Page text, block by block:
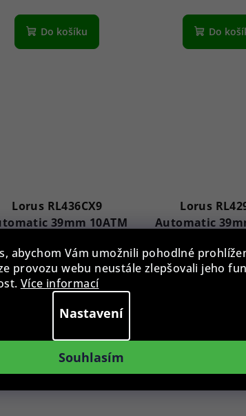
abychom Vám umožnili pohodlné
provozu webu neustále zlepšovali jeho
Více informací
Nastavení
Souhlasím
Do košíku Do
Lorus RL436CX9
39mm 10ATM
2 990 Kč
Skladem
Do košíku
Lorus
Automatic
2 890